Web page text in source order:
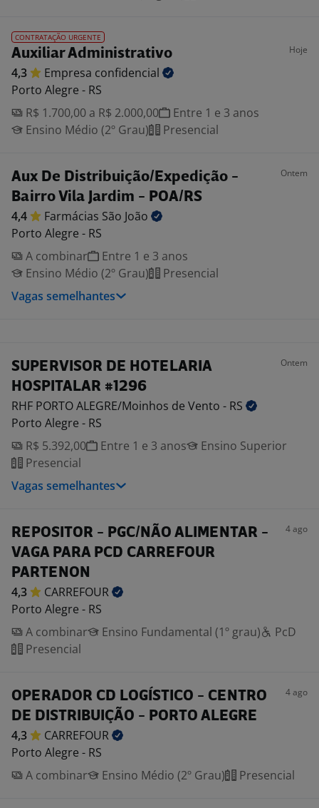
CONTRATAÇÃO URGENTE
Auxiliar Administrativo Hoje
4,3 Empresa confidencial
Porto Alegre - RS
R$ 1.700,00 a R$ 2.000,00
Entre 1 e 3 anos
Ensino Médio (2º Grau)
Presencial
Aux De Distribuição/Expedição -
Bairro Vila Jardim - POA/RS
Ontem
4,4 Farmácias São João
Porto Alegre - RS
A combinar
Entre 1 e 3 anos
Ensino Médio (2º Grau)
Presencial
Vagas semelhantes
SUPERVISOR DE HOTELARIA
HOSPITALAR #1296
Ontem
RHF PORTO ALEGRE/Moinhos de Vento - RS
Porto Alegre - RS
R$ 5.392,00
Entre 1 e 3 anos
Ensino Superior
Presencial
Vagas semelhantes
REPOSITOR - PGC/NÃO ALIMENTAR -
VAGA PARA PCD CARREFOUR
PARTENON
4 ago
4,3
CARREFOUR
Porto Alegre - RS
A combinar
Ensino Fundamental (1º grau)
PcD
Presencial
OPERADOR CD LOGÍSTICO - CENTRO
DE DISTRIBUIÇÃO - PORTO ALEGRE
4 ago
4,3
CARREFOUR
Porto Alegre - RS
A combinar
Ensino Médio (2º Grau) Presencial